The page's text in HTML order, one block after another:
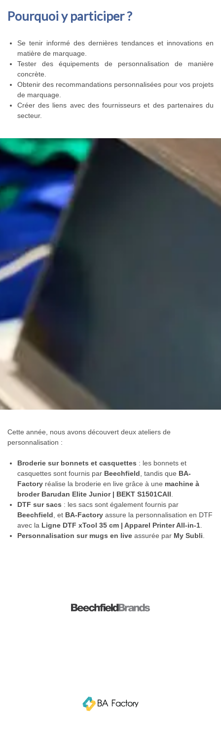
Pourquoi y participer ?
Se tenir informé des dernières tendances et innovations en
matière de marquage.
Tester des équipements de personnalisation de manière
concrète.
Obtenir des recommandations personnalisées pour vos projets
de marquage.
Créer des liens avec des fournisseurs et des partenaires du
secteur.
Cette année, nous avons découvert deux ateliers de
personnalisation :
Broderie sur bonnets et casquettes : les bonnets et
casquettes sont fournis par Beechfield , tandis que BA-
Factory réalise la broderie en live grâce à une machine à
broder Barudan Elite Junior | BEKT S1501CAII
DTF sur sacs : les sacs sont également fournis par
Beechfield , et BA-Factory assure la personnalisation en DTF
avec la Ligne DTF xTool 35 cm | Apparel Printer All-in-1
Personnalisation sur mugs en live assurée par My Subli